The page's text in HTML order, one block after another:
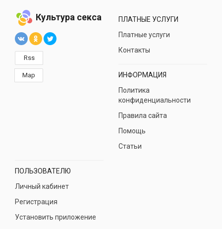
Культура секса
Rss
Map
ПЛАТНЫЕ УСЛУГИ
Платные услуги
Контакты
ИНФОРМАЦИЯ
Политика
конфиденциальности
Правила сайта
Помощь
Статьи
ПОЛЬЗОВАТЕЛЮ
Личный кабинет
Регистрация
Установить приложение